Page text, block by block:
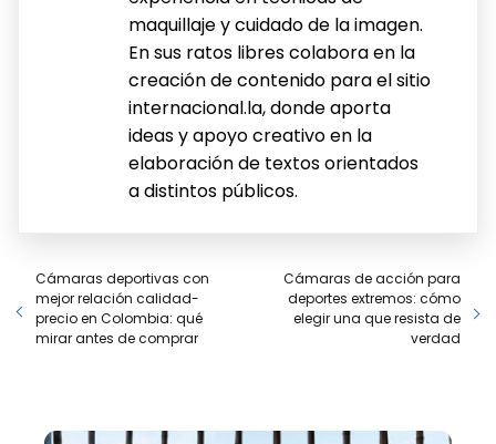
maquillaje y cuidado de la imagen.
En sus ratos libres colabora en la
creación de contenido para el sitio
internacional.la, donde aporta
ideas y apoyo creativo en la
elaboración de textos orientados
a distintos públicos.
Cámaras deportivas con
mejor relación calidad-
precio en Colombia: qué
mirar antes de comprar
Cámaras de acción para
deportes extremos: cómo
elegir una que resista de
verdad